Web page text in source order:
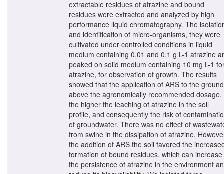
extractable residues of atrazine and bound
residues were extracted and analyzed by high
performance liquid chromatography. The
and identification of micro-organisms, they were
cultivated under controlled conditions in liquid
medium containing 0.01 and 0.1 g L-1 atrazine
peaked on solid medium containing 10 mg L-1
atrazine, for observation of growth. The results
showed that the application of ARS to the
above the agronomically recommended dosage,
the higher the leaching of atrazine in the soil
profile, and consequently the risk of
of groundwater. There was no effect of
from swine in the dissipation of atrazine.
the addition of ARS the soil favored the
formation of bound residues, which can increase
the persistence of atrazine in the environment